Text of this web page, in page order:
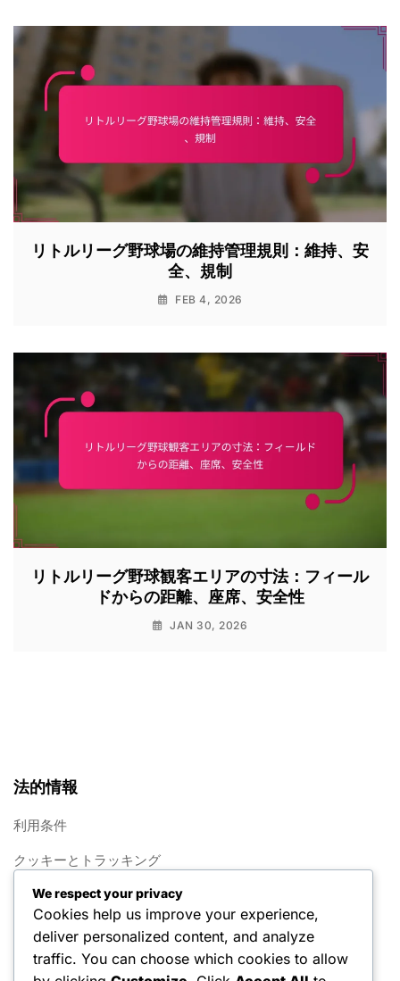
リトルリーグ野球場の維持管理規則：維持、安
全、規制
FEB 4, 2026
リトルリーグ野球観客エリアの寸法：フィール
ドからの距離、座席、安全性
JAN 30, 2026
法的情報
利用条件
クッキーとトラッキング
概要
プライバシーポリシー
お問い合わせ
We respect your privacy
Cookies help us improve your experience,
deliver personalized content, and analyze
traffic. You can choose which cookies to allow